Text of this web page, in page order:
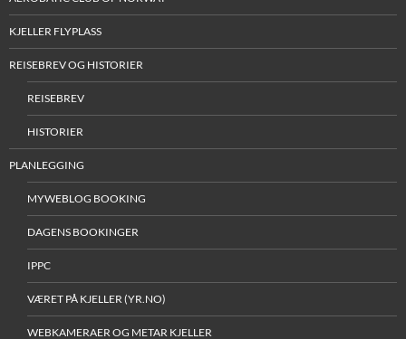
KJELLER FLYPLASS
REISEBREV OG HISTORIER
REISEBREV
HISTORIER
PLANLEGGING
MYWEBLOG BOOKING
DAGENS BOOKINGER
IPPC
VÆRET PÅ KJELLER (YR.NO)
WEBKAMERAER OG METAR KJELLER